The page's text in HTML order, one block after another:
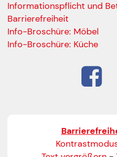
Ihre
Alle mit Stern
Name*
Bitte geben Sie Ihren
Bitte geben Sie eine
Telefon*
Informationspflicht und
Barrierefreiheit
Info-Broschüre: Möbel
Info-Broschüre: Küche